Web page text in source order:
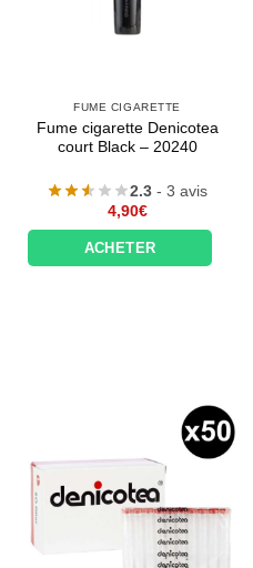
FUME CIGARETTE
Fume cigarette Denicotea
court Black – 20240
2.3 - 3 avis
4,90€
ACHETER